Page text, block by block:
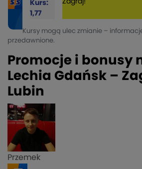
Kurs:
1,77
Zagraj!
Kursy mogą ulec zmianie –
przedawnione.
Promocje i bonusy
Lechia Gdańsk –
Lubin
Przemek